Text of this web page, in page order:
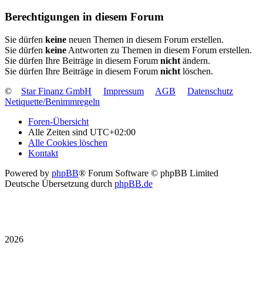
Berechtigungen in diesem Forum
Sie dürfen keine neuen Themen in diesem Forum erstellen.
Sie dürfen keine Antworten zu Themen in diesem Forum erstellen.
Sie dürfen Ihre Beiträge in diesem Forum nicht ändern.
Sie dürfen Ihre Beiträge in diesem Forum nicht löschen.
©
Star Finanz GmbH Impressum AGB
Datenschutz
Netiquette/Benimmregeln
Foren-Übersicht
Alle Zeiten sind UTC+02:00
Alle Cookies löschen
Kontakt
Powered by phpBB® Forum Software © phpBB Limited
Deutsche Übersetzung durch phpBB.de
2026